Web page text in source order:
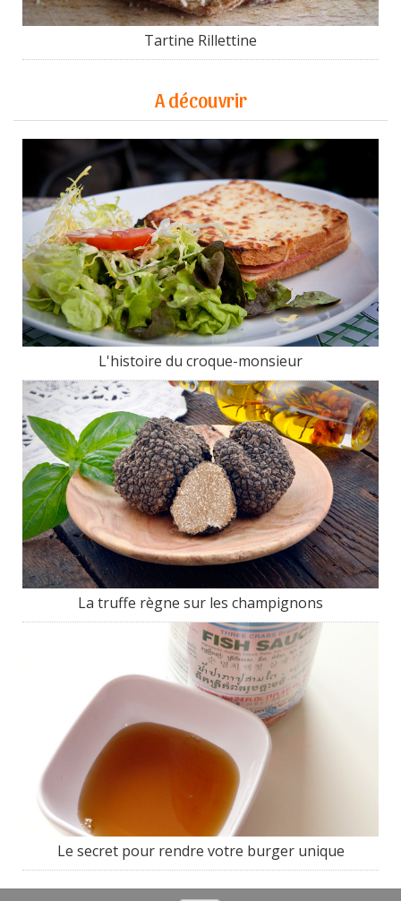
Tartine Rillettine
A découvrir
L'histoire du croque-monsieur
La truffe règne sur les champignons
Le secret pour rendre votre burger unique